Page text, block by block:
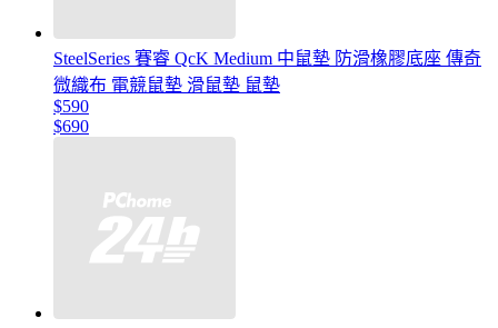
SteelSeries 賽睿 QcK Medium 中鼠墊 防滑橡膠底座 傳奇
微織布 電競鼠墊 滑鼠墊 鼠墊
$590
$690